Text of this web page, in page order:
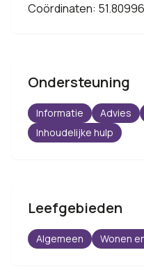
Coördinaten:
Ondersteuning
Informatie Advies
Inhoudelijke hulp
Leefgebieden
Algemeen Wonen